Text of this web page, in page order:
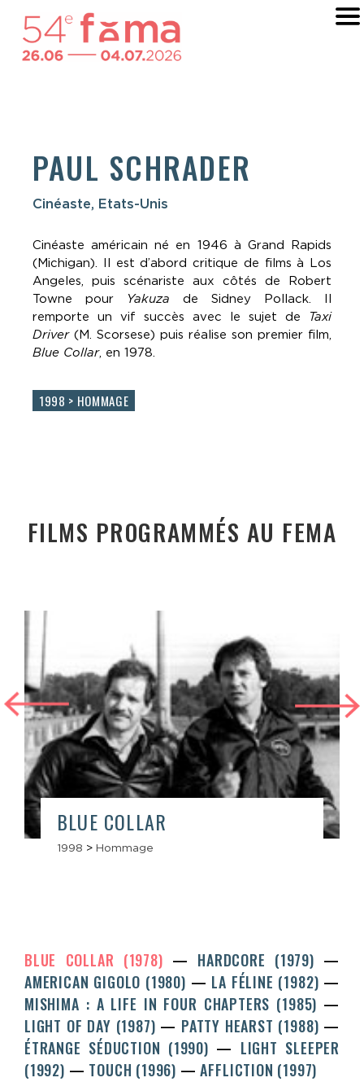
PAUL SCHRADER
Cinéaste, Etats-Unis
Cinéaste américain né en 1946 à Grand Rapids
(Michigan). Il est d’abord critique de films à Los
Angeles, puis scénariste aux côtés de Robert
Towne pour
Yakuza de Sidney Pollack. Il
remporte un vif succès avec le sujet de
Taxi
Driver(M. Scorsese) puis réalise son premier film,
Blue Collar, en 1978.
1998 > HOMMAGE
FILMS PROGRAMMÉS AU FEMA
BLUE COLLAR
1998 > Hommage
BLUE COLLAR (1978)
HARDCORE (1979)
AMERICAN GIGOLO (1980)
LA FÉLINE (1982)
MISHIMA : A LIFE IN FOUR CHAPTERS (1985)
LIGHT OF DAY (1987)
PATTY HEARST (1988)
ÉTRANGE SÉDUCTION (1990)
LIGHT SLEEPER
(1992)
TOUCH (1996) AFFLICTION (1997)